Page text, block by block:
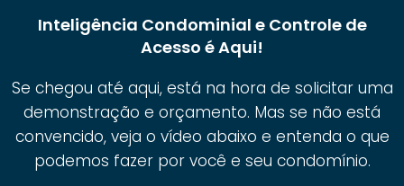
Inteligência Condominial e Controle de
Acesso é Aqui!
Se chegou até aqui, está na hora de solicitar uma
demonstração e orçamento. Mas se não está
convencido, veja o vídeo abaixo e entenda o que
podemos fazer por você e seu condomínio.